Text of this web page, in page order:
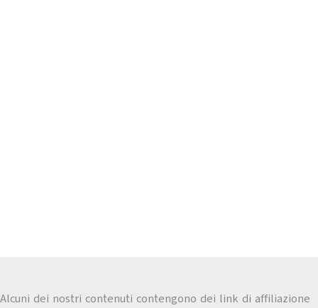
Alcuni dei nostri contenuti contengono dei link di affiliazione